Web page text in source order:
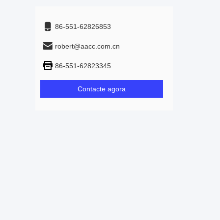
86-551-62826853
robert@aacc.com.cn
86-551-62823345
Contacte agora